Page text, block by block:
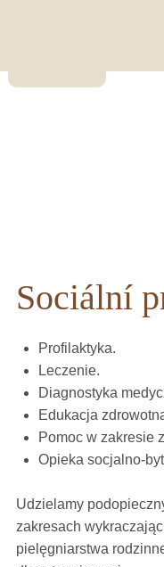
Sociální
Profilaktyka.
Leczenie.
Diagnostyka
Edukacja
Pomoc w zakresie
Opieka socjalno-
Udzielamy
zakresach
pielęgniarstwa